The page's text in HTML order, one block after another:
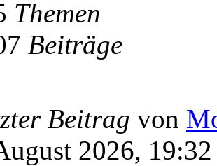
Themen
Beiträge
Beitrag von
2026, 19:32